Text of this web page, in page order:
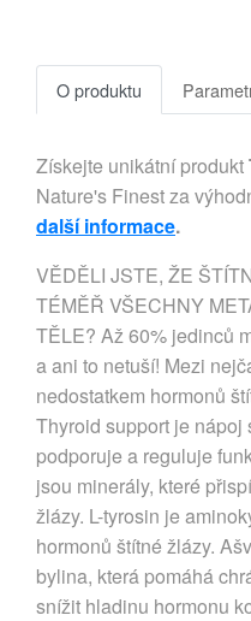
O produktu
Získejte unikátní produkt
Nature's Finest za
další informace.
VĚDĚLI JSTE, ŽE
TÉMĚŘ VŠECHNY
TĚLE? Až 60% jedinců
a ani to netuší! Mezi
nedostatkem hormonů
Thyroid support je nápoj
podporuje a reguluje
jsou minerály, které
žlázy. L-tyrosin je
hormonů štítné žlázy.
bylina, která pomáhá
snížit hladinu hormonu